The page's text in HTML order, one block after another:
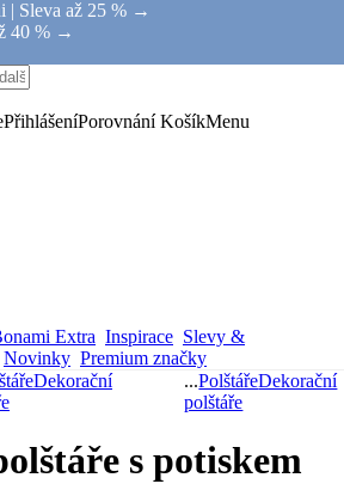
| Sleva až 25 % →
40 % →
PřihlášeníPorovnání KošíkMenu
Extra Inspirace Slevy &
Novinky Premium značky
Dekorační
...PolštářeDekorační
polštáře
s potiskem